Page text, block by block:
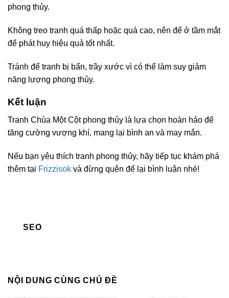
phong thủy.
Không treo tranh quá thấp hoặc quá cao, nên để ở tầm mắt
để phát huy hiệu quả tốt nhất.
Tránh để tranh bị bẩn, trầy xước vì có thể làm suy giảm
năng lượng phong thủy.
Kết luận
Tranh Chùa Một Cột phong thủy là lựa chọn hoàn hảo để
tăng cường vượng khí, mang lại bình an và may mắn.
Nếu bạn yêu thích tranh phong thủy, hãy tiếp tục khám phá
thêm tại Frizzisok và đừng quên để lại bình luận nhé!
SEO
NỘI DUNG CÙNG CHỦ ĐỀ